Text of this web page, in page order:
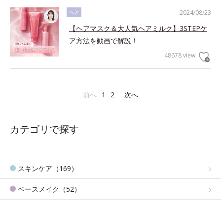
2024/08/23
ヘア
【ヘアマスク＆大人気ヘアミルク】3STEPケ
ア方法を動画で解説！
48678 view
前へ 1 2 次へ
カテゴリで探す
スキンケア（169）
ベースメイク（52）